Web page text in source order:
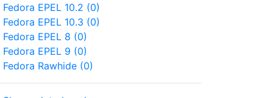
Fedora EPEL 10.2 (0)
Fedora EPEL 10.3 (0)
Fedora EPEL 8 (0)
Fedora EPEL 9 (0)
Fedora Rawhide (0)